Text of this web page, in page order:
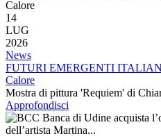
14
LUG
2026
News
FUTURI EMERGENTI
Calore
Mostra di pittura 'Requiem' di
Approfondisci